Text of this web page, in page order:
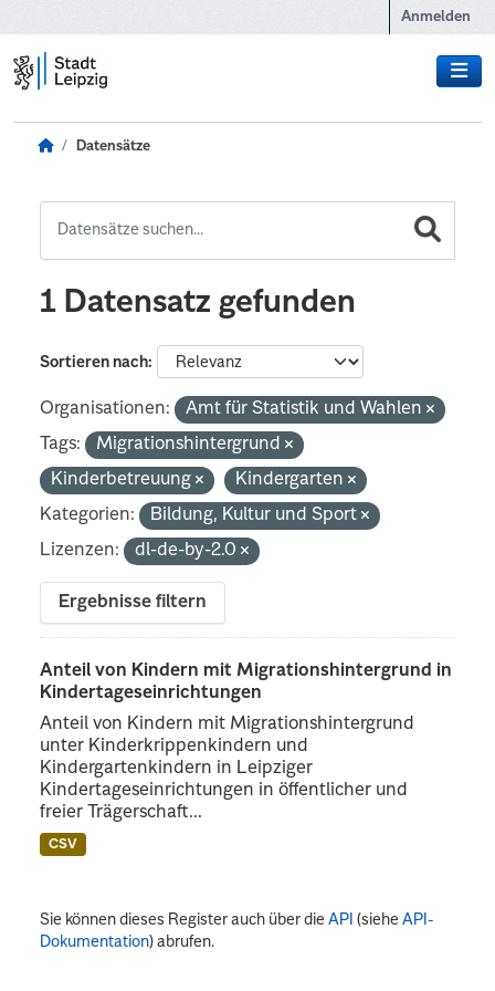
Anmelden
Datensätze
1 Datensatz gefunden
Sortieren nach
Organisationen:
Amt für Statistik und Wahlen
Tags:
Migrationshintergrund
Kinderbetreuung
Kindergarten
Kategorien:
Bildung, Kultur und Sport
Lizenzen:
dl-de-by-2.0
Ergebnisse filtern
Anteil von Kindern mit Migrationshintergrund in
Kindertageseinrichtungen
Anteil von Kindern mit Migrationshintergrund
unter Kinderkrippenkindern und
Kindergartenkindern in Leipziger
Kindertageseinrichtungen in öffentlicher und
freier Trägerschaft...
CSV
Sie können dieses Register auch über dieAPI (sieheAPI-
Dokumentation) abrufen.